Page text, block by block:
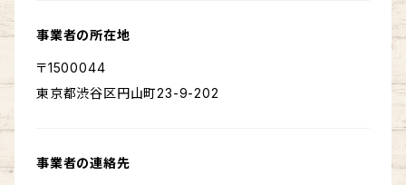
事業者の所在地
〒1500044
東京都渋谷区円山町23-9-202
事業者の連絡先